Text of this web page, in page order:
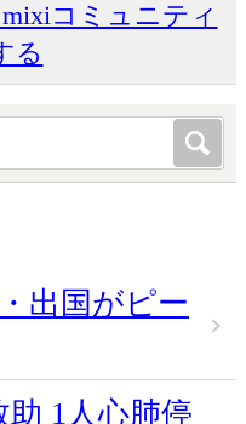
コミュニティ
る
出国がピー
1人心肺停